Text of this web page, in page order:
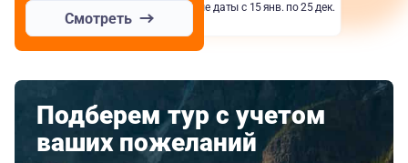
Смотреть
Любые даты с 15 янв. по 25 дек.
Подберем тур с учетом
ваших пожеланий